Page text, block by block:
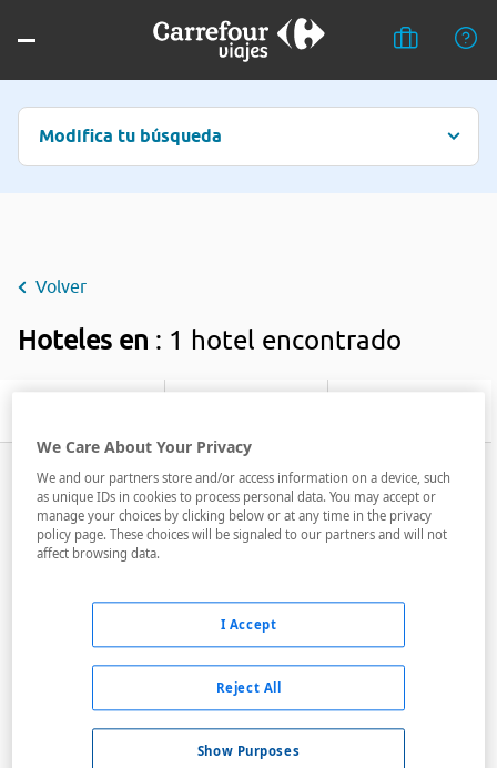
Modifica tu búsqueda
Volver
Hoteles en : 1 hotel encontrado
Adonis Hotel Bayonne
A menos de 3,65 Km
Acceso personas con movilidad reducida
We Care About Your Privacy
We and our partners store and/or access information on a device, such
as unique IDs in cookies to process personal data. You may accept or
manage your choices by clicking below or at any time in the privacy
policy page. These choices will be signaled to our partners and will not
affect browsing data.
Show Purposes
Reject All
I Accept